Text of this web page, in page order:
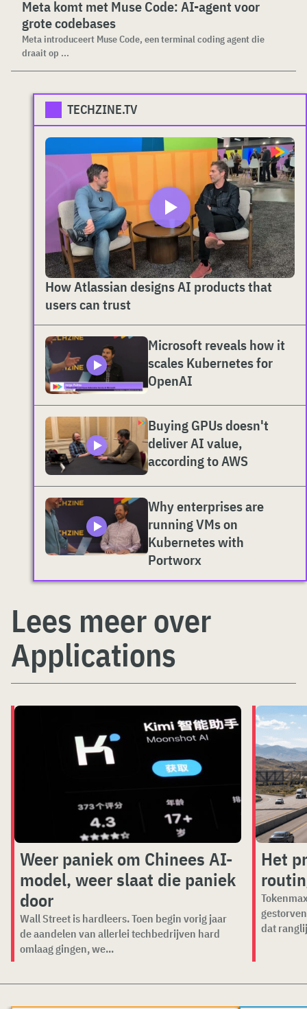
Meta komt met Muse Code: AI-agent voor
grote codebases
Meta introduceert Muse Code, een terminal coding agent die
draait op ...
TECHZINE.TV
How Atlassian designs AI products that
users can trust
Microsoft reveals how it
scales Kubernetes for
OpenAI
Buying GPUs doesn't
deliver AI value,
according to AWS
Why enterprises are
running VMs on
Kubernetes with
Portworx
Lees meer over
Applications
Weer paniek om Chinees AI-
model, weer slaat die paniek
door
Wall Street is hardleers. Toen begin vorig jaar
de aandelen van allerlei techbedrijven hard
omlaag gingen, we...
Het
dat